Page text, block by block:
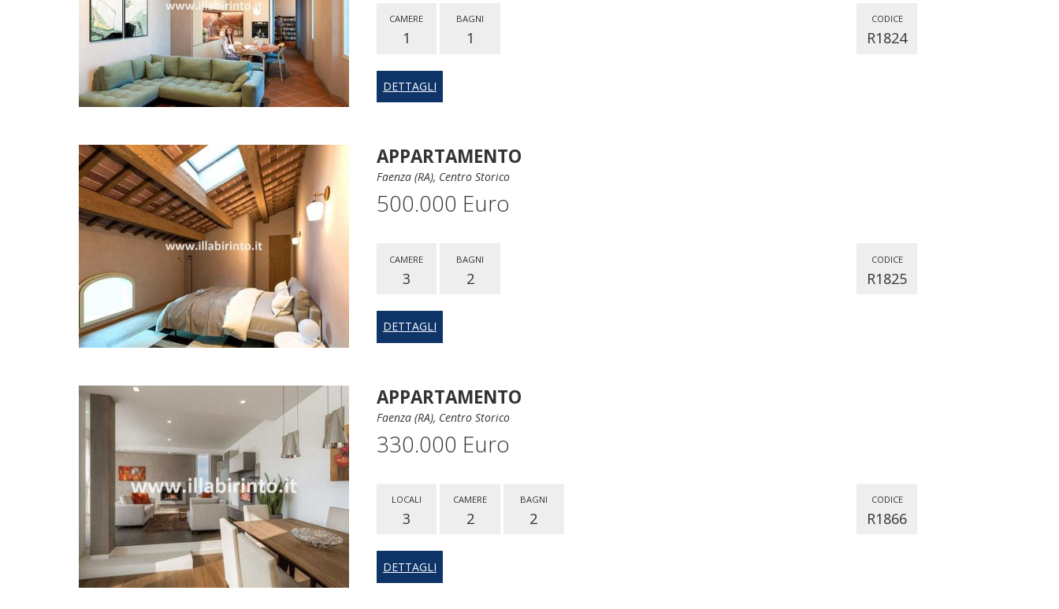
CODICE
R1824
CAMERE
1
BAGNI
1
DETTAGLI
APPARTAMENTO
Faenza (RA), Centro Storico
500.000 Euro
CODICE
R1825
CAMERE
3
BAGNI
2
DETTAGLI
APPARTAMENTO
Faenza (RA), Centro Storico
330.000 Euro
CODICE
R1866
LOCALI
3
CAMERE
2
BAGNI
2
DETTAGLI